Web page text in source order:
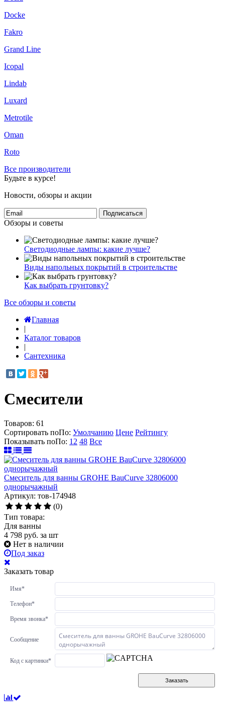
Docke
Fakro
Grand Line
Icopal
Lindab
Luxard
Metrotile
Oman
Roto
Все производители
Будьте в курсе!
Новости, обзоры и акции
Подписаться
Обзоры и советы
Светодиодные лампы: какие лучше?
Виды напольных покрытий в строительстве
Как выбрать грунтовку?
Все обзоры и советы
Главная
|
Каталог товаров
|
Сантехника
Смесители
Товаров: 61
Сортировать поПо: Умолчанию Цене Рейтингу
Показывать поПо: 12 48 Все
Смеситель для ванны GROHE BauCurve 32806000
однорычажный
Артикул: тов-174948
(0)
Тип товара:
Для ванны
4 798 руб. за шт
Нет в наличии
Под заказ
Заказать товар
Имя*
Телефон*
Время звонка*
Сообщение
Код с картинки*
Заказать